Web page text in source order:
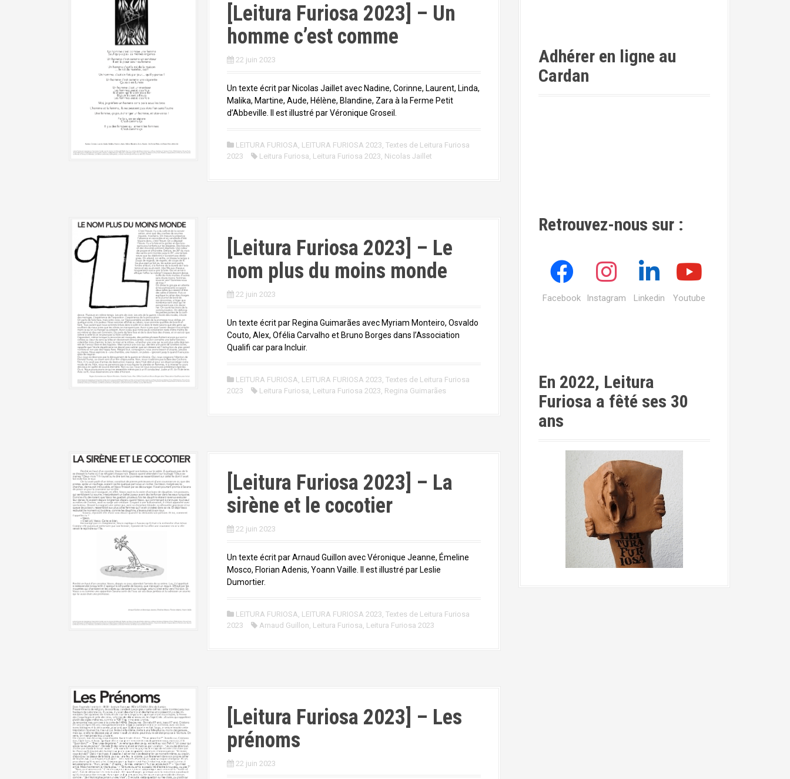
[Leitura Furiosa 2023] – Un
homme c’est comme
22 juin 2023
Un texte écrit par Nicolas Jaillet avec Nadine, Corinne, Laurent, Linda,
Malika, Martine, Aude, Hélène, Blandine, Zara à la Ferme Petit
d’Abbeville. Il est illustré par Véronique Groseil.
LEITURA FURIOSA LEITURA FURIOSA 2023 Textes de Leitura Furiosa
2023
Leitura Furiosa Leitura Furiosa 2023 Nicolas Jaillet
[Leitura Furiosa 2023] – Le
nom plus du moins monde
22 juin 2023
Un texte écrit par Regina Guimarães avec Myriam Monteiro, Osvaldo
Couto, Alex, Ofélia Carvalho et Bruno Borges dans l’Association
Qualifi car para Incluir.
LEITURA FURIOSA LEITURA FURIOSA 2023 Textes de Leitura Furiosa
2023
Leitura Furiosa Leitura Furiosa 2023 Regina Guimarães
[Leitura Furiosa 2023] – La
sirène et le cocotier
22 juin 2023
Un texte écrit par Arnaud Guillon avec Véronique Jeanne, Émeline
Mosco, Florian Adenis, Yoann Vaille. Il est illustré par Leslie
Dumortier.
LEITURA FURIOSA LEITURA FURIOSA 2023 Textes de Leitura Furiosa
2023
Arnaud Guillon Leitura Furiosa Leitura Furiosa 2023
[Leitura Furiosa 2023] – Les
prénoms
22 juin 2023
Adhérer en ligne au
Cardan
Retrouvez-nous sur :
Facebook Instagram Linkedin Youtube
En 2022, Leitura
Furiosa a fêté ses 30
ans